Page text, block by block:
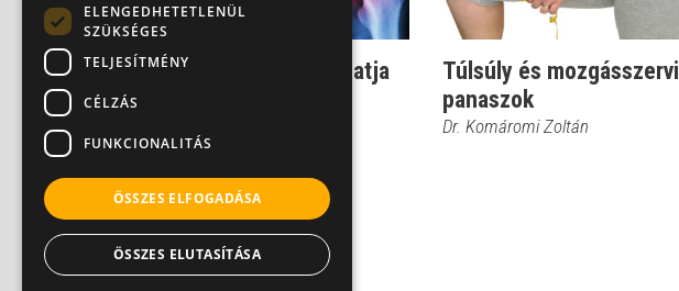
Csípőprobléma: mi hívhatja
fel rá a figyelmünket?
Túlsúly és mozgásszervi
panaszok
Dr. Komáromi Zoltán
ELENGEDHETETLENÜL
SZÜKSÉGES
TELJESÍTMÉNY
CÉLZÁS
FUNKCIONALITÁS
ÖSSZES ELFOGADÁSA
ÖSSZES ELUTASÍTÁSA